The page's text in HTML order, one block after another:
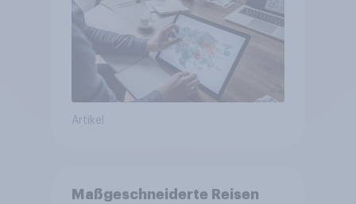
Artikel
Maßgeschneiderte Reisen